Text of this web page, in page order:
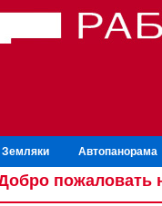
Земляки Автопанорама
пожаловать